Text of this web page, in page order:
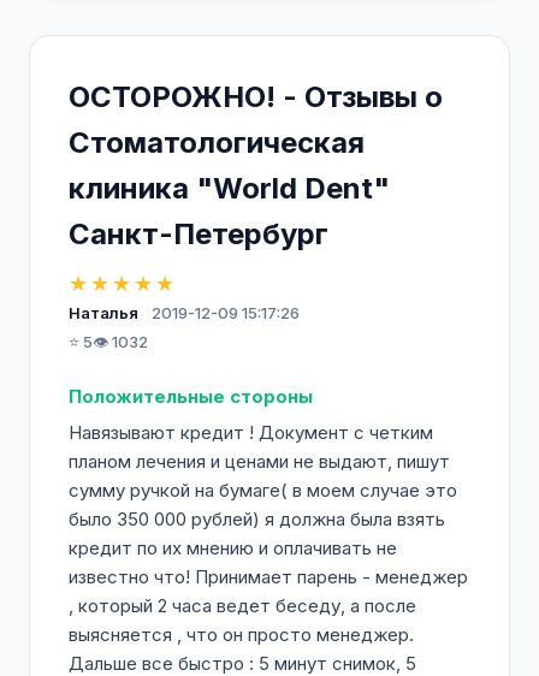
ОСТОРОЖНО! - Отзывы о
Стоматологическая
клиника "World Dent"
Санкт-Петербург
★★★★★
Наталья
2019-12-09 15:17:26
⭐ 5👁️ 1032
Положительные стороны
Навязывают кредит ! Документ с четким
планом лечения и ценами не выдают, пишут
сумму ручкой на бумаге( в моем случае это
было 350 000 рублей) я должна была взять
кредит по их мнению и оплачивать не
известно что! Принимает парень - менеджер
, который 2 часа ведет беседу, а после
выясняется , что он просто менеджер.
Дальше все быстро : 5 минут снимок, 5